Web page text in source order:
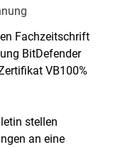
Fachzeitschrift
BitDefender
VB100%
stellen
an eine